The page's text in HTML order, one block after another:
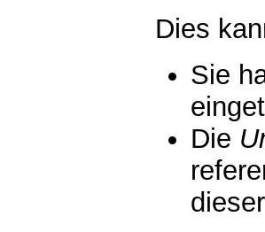
Dies
Sie
Die